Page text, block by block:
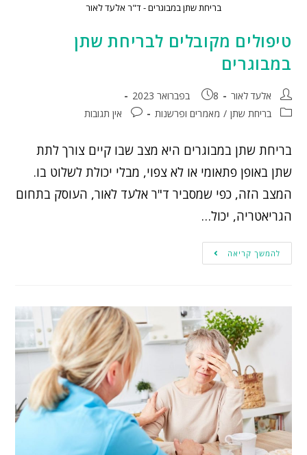
בריחת שתן במבוגרים - ד"ר אלעד לאור
טיפולים מקובלים לבריחת שתן
במבוגרים
אלעד לאור
8 בפברואר 2023
בריחת שתן / מאמרים ופרשנות אין תגובות
בריחת שתן במבוגרים היא מצב שבו קיים צורך לתת
שתן באופן פתאומי או לא צפוי, מבלי יכולת לשלוט בו.
המצב הזה, כפי שמסביר ד"ר אלעד לאור, העוסק בתחום
הגריאטריה, יכול…
להמשך קריאה